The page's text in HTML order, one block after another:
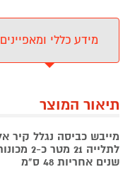
מידע כללי ומאפיינים
תיאור המוצר
שנים אחריות 48 ס"מ